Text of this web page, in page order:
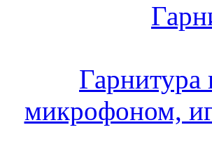
Гарнитура
микрофоном,